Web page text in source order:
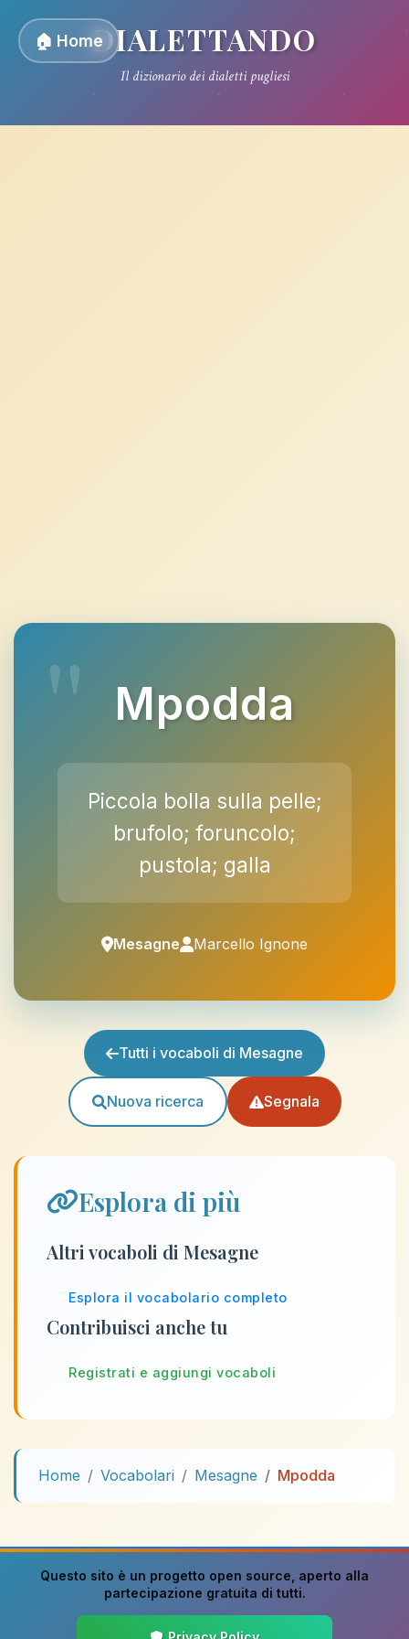
🏠 HomeDIALETTANDO
Il dizionario dei dialetti pugliesi
Mpodda
Piccola bolla sulla pelle;
brufolo; foruncolo;
pustola; galla
Mesagne Marcello Ignone
Tutti i vocaboli di Mesagne
Nuova ricerca Segnala
Esplora di più
Altri vocaboli di Mesagne
Esplora il vocabolario completo
Contribuisci anche tu
Registrati e aggiungi vocaboli
Home Vocabolari Mesagne Mpodda
Questo sito è un progetto open source , aperto alla
partecipazione gratuita di tutti.